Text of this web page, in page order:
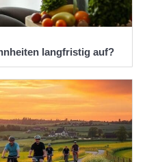
langfristig auf?